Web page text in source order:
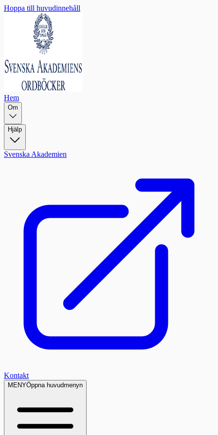
Hoppa till huvudinnehåll
Hem
Om
Hjälp
Svenska Akademien
Kontakt
MENYÖppna huvudmenyn